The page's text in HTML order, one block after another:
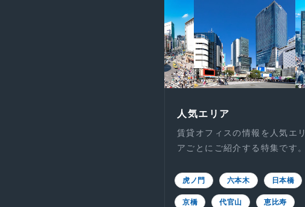
人気エリア
賃貸オフィスの情報を人気エリ
アごとにご紹介する特集です。
虎ノ門 六本木 日本橋
京橋 代官山 恵比寿